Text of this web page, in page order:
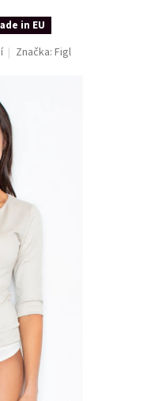
in EU
Značka:Figl